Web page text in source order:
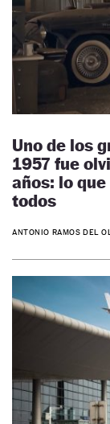
Uno de los
1957 fue
años: lo
todos
ANTONIO RAMOS DEL